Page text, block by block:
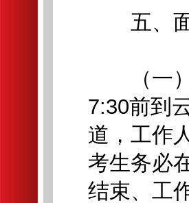
五、面
（一）
7:30前到
道，工作
考生务必
结束、工